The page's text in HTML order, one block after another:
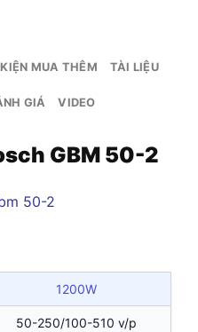
MUA THÊM TÀI LIỆU
GIÁ VIDEO
GBM 50-2
1200W
50-250/100-510 v/p